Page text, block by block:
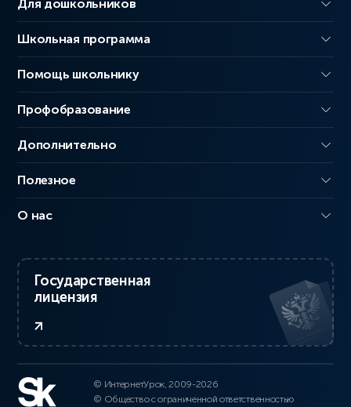
Для дошкольников
Школьная программа
Помощь школьнику
Профобразование
Дополнительно
Полезное
О нас
Государственная
лицензия
© ИнтернетУрок, 2009-2026
© Общество с ограниченной ответственностью